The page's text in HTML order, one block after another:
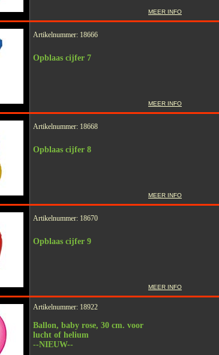
MEER INFO
Artikelnummer: 18666
Opblaas cijfer 7
MEER INFO
Artikelnummer: 18668
Opblaas cijfer 8
MEER INFO
Artikelnummer: 18670
Opblaas cijfer 9
MEER INFO
Artikelnummer: 18922
Ballon, baby rose, 30 cm. voor
lucht of helium
--NIEUW--